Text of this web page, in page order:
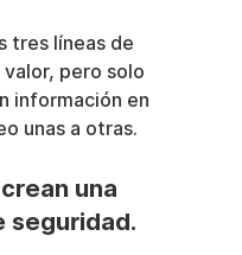
tres líneas de
pero solo
información en
unas a otras.
una
seguridad.